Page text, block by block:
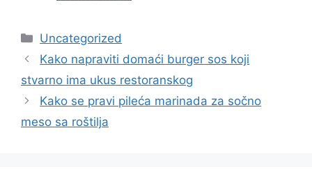
Categories
Uncategorized
Kako napraviti domaći burger sos koji
stvarno ima ukus restoranskog
Kako se pravi pileća marinada za sočno
meso sa roštilja